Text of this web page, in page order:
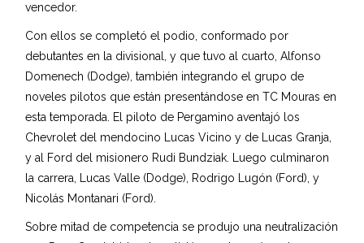
vencedor.
Con ellos se completó el podio, conformado por
debutantes en la divisional, y que tuvo al cuarto, Alfonso
Domenech (Dodge), también integrando el grupo de
noveles pilotos que están presentándose en TC Mouras en
esta temporada. El piloto de Pergamino aventajó los
Chevrolet del mendocino Lucas Vicino y de Lucas Granja,
y al Ford del misionero Rudi Bundziak. Luego culminaron
la carrera, Lucas Valle (Dodge), Rodrigo Lugón (Ford), y
Nicolás Montanari (Ford).
Sobre mitad de competencia se produjo una neutralización